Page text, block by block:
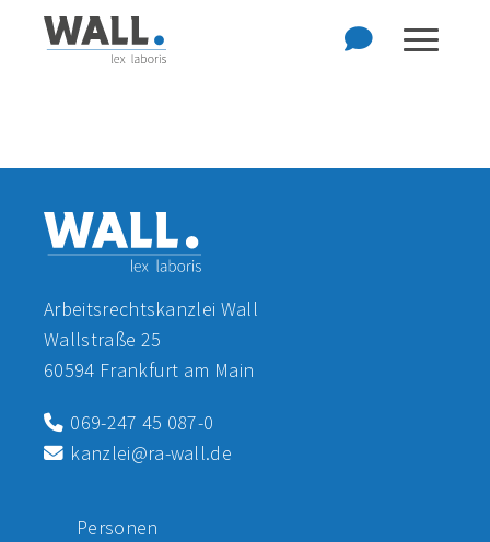
Zum Hauptinhalt der Seite springen
Zur Startseite navigieren
Arbeitsrechtskanzlei Wall
Wallstraße 25
60594 Frankfurt am Main
069-247 45 087-0
kanzlei@ra-wall.de
Personen